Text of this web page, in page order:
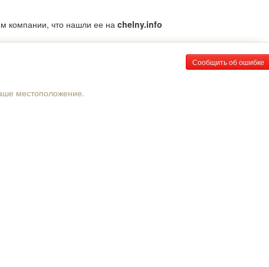
компании, что нашли ее на chelny.info
Сообщить об ошибке
местоположение.